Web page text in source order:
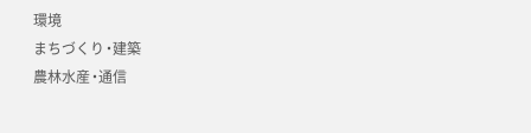
環境
まちづくり・建築
農林水産・通信